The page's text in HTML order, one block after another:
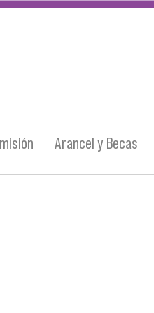
Arancel y Becas